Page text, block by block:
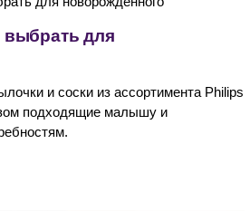
для
и соски из ассортимента Philips
подходящие малышу и